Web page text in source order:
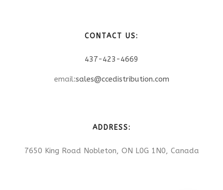
CONTACT US:
437-423-4669
email:sales@ccedistribution.com
ADDRESS:
7650 King Road Nobleton, ON L0G 1N0, Canada